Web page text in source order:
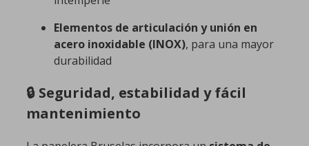
Elementos de articulación y unión en
acero inoxidable (INOX), para una mayor
durabilidad
🔒 Seguridad, estabilidad y fácil
mantenimiento